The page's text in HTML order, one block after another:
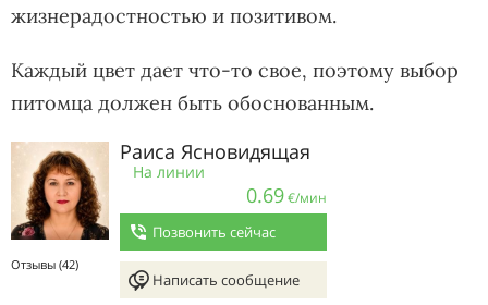
жизнерадостностью и позитивом.
Каждый цвет дает что-то свое, поэтому выбор
питомца должен быть обоснованным.